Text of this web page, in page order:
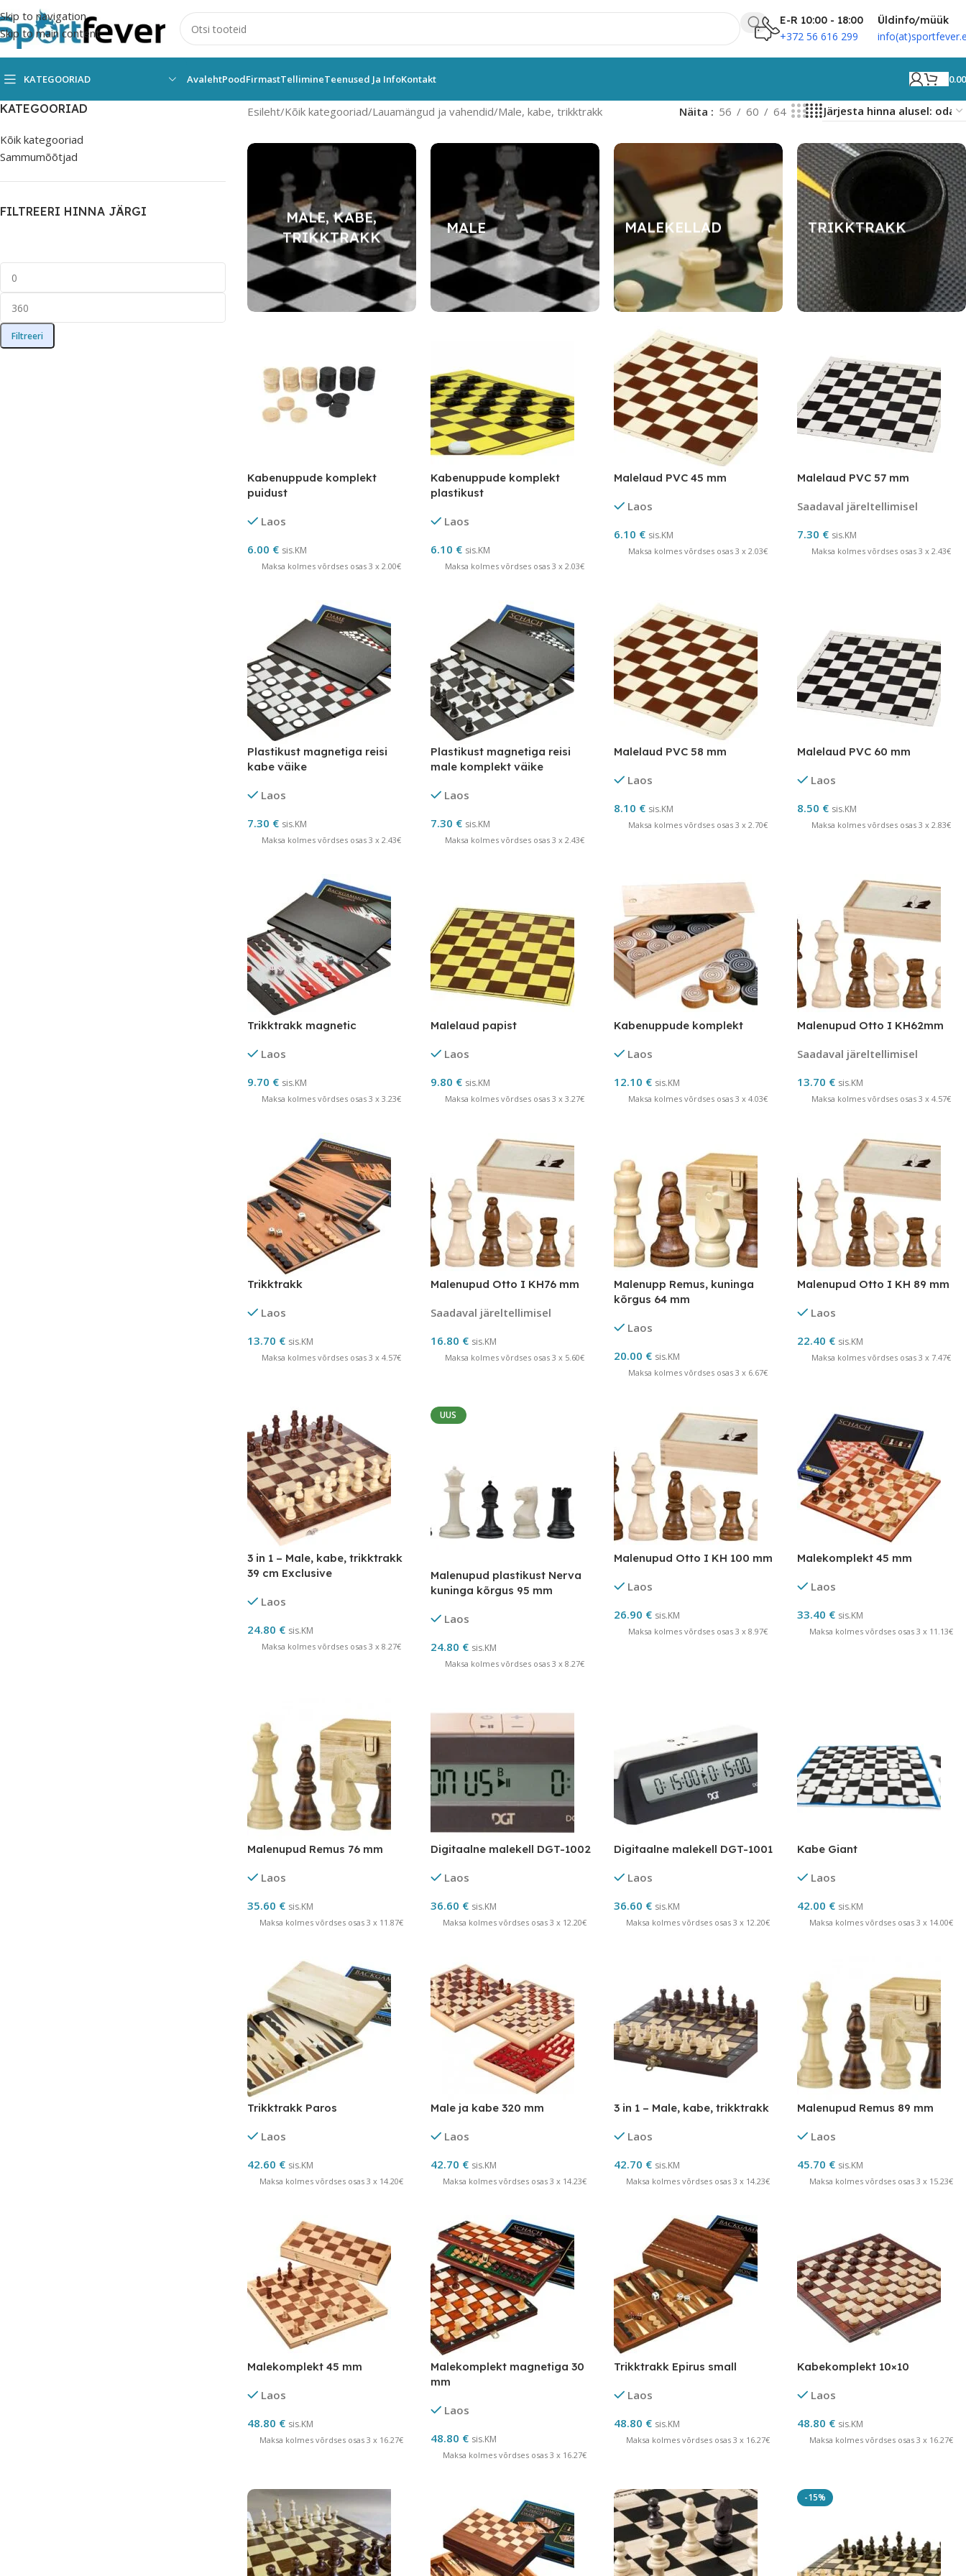
Skip to navigation
Skip to main content
E-R 10:00 - 18:00
+372 56 616 299
Üldinfo/müük
KATEGOORIAD AvalehtPoodFirmastTellimineTeenused Ja InfoKontakt
KATEGOORIAD
Kõik kategooriad
Sammumõõtjad
FILTREERI HINNA JÄRGI
Filtreeri
Esileht Kõik kategooriad Lauamängud ja vahendid Male, kabe, trikktrakk Näita 56 60 64
MALE, KABE,
TRIKKTRAKK
MALE MALEKELLAD TRIKKTRAKK
Kabenuppude komplekt
puidust
Laos
6.00 € sis.KM
Maksa kolmes võrdses osas 3 x 2.00€
Kabenuppude komplekt
plastikust
Laos
6.10 € sis.KM
Maksa kolmes võrdses osas 3 x 2.03€
Malelaud PVC 45 mm
Laos
6.10 € sis.KM
Maksa kolmes võrdses osas 3 x 2.03€
Malelaud PVC 57 mm
Saadaval järeltellimisel
7.30 € sis.KM
Maksa kolmes võrdses osas 3 x 2.43€
Plastikust magnetiga reisi
kabe väike
Laos
7.30 € sis.KM
Maksa kolmes võrdses osas 3 x 2.43€
Plastikust magnetiga reisi
male komplekt väike
Laos
7.30 € sis.KM
Maksa kolmes võrdses osas 3 x 2.43€
Malelaud PVC 58 mm
Laos
8.10 € sis.KM
Maksa kolmes võrdses osas 3 x 2.70€
Malelaud PVC 60 mm
Laos
8.50 € sis.KM
Maksa kolmes võrdses osas 3 x 2.83€
Trikktrakk magnetic
Laos
9.70 € sis.KM
Maksa kolmes võrdses osas 3 x 3.23€
Malelaud papist
Laos
9.80 € sis.KM
Maksa kolmes võrdses osas 3 x 3.27€
Kabenuppude komplekt
Laos
12.10 € sis.KM
Maksa kolmes võrdses osas 3 x 4.03€
Malenupud Otto I KH62mm
Saadaval järeltellimisel
13.70 € sis.KM
Maksa kolmes võrdses osas 3 x 4.57€
Trikktrakk
Laos
13.70 € sis.KM
Maksa kolmes võrdses osas 3 x 4.57€
Malenupud Otto I KH76 mm
Saadaval järeltellimisel
16.80 € sis.KM
Maksa kolmes võrdses osas 3 x 5.60€
Malenupp Remus, kuninga
kõrgus 64 mm
Laos
20.00 € sis.KM
Maksa kolmes võrdses osas 3 x 6.67€
Malenupud Otto I KH 89 mm
Laos
22.40 € sis.KM
Maksa kolmes võrdses osas 3 x 7.47€
3 in 1 – Male, kabe, trikktrakk
39 cm Exclusive
Laos
24.80 € sis.KM
Maksa kolmes võrdses osas 3 x 8.27€
UUS
Malenupud plastikust Nerva
kuninga kõrgus 95 mm
Laos
24.80 € sis.KM
Maksa kolmes võrdses osas 3 x 8.27€
Malenupud Otto I KH 100 mm
Laos
26.90 € sis.KM
Maksa kolmes võrdses osas 3 x 8.97€
Malekomplekt 45 mm
Laos
33.40 € sis.KM
Maksa kolmes võrdses osas 3 x 11.13€
Malenupud Remus 76 mm
Laos
35.60 € sis.KM
Maksa kolmes võrdses osas 3 x 11.87€
Digitaalne malekell DGT-1002
Laos
36.60 € sis.KM
Maksa kolmes võrdses osas 3 x 12.20€
Digitaalne malekell DGT-1001
Laos
36.60 € sis.KM
Maksa kolmes võrdses osas 3 x 12.20€
Kabe Giant
Laos
42.00 € sis.KM
Maksa kolmes võrdses osas 3 x 14.00€
Trikktrakk Paros
Laos
42.60 € sis.KM
Maksa kolmes võrdses osas 3 x 14.20€
Male ja kabe 320 mm
Laos
42.70 € sis.KM
Maksa kolmes võrdses osas 3 x 14.23€
3 in 1 – Male, kabe, trikktrakk
Laos
42.70 € sis.KM
Maksa kolmes võrdses osas 3 x 14.23€
Malenupud Remus 89 mm
Laos
45.70 € sis.KM
Maksa kolmes võrdses osas 3 x 15.23€
Malekomplekt 45 mm
Laos
48.80 € sis.KM
Maksa kolmes võrdses osas 3 x 16.27€
Malekomplekt magnetiga 30
mm
Laos
48.80 € sis.KM
Maksa kolmes võrdses osas 3 x 16.27€
Trikktrakk Epirus small
Laos
48.80 € sis.KM
Maksa kolmes võrdses osas 3 x 16.27€
Kabekomplekt 10×10
Laos
48.80 € sis.KM
Maksa kolmes võrdses osas 3 x 16.27€
-15%